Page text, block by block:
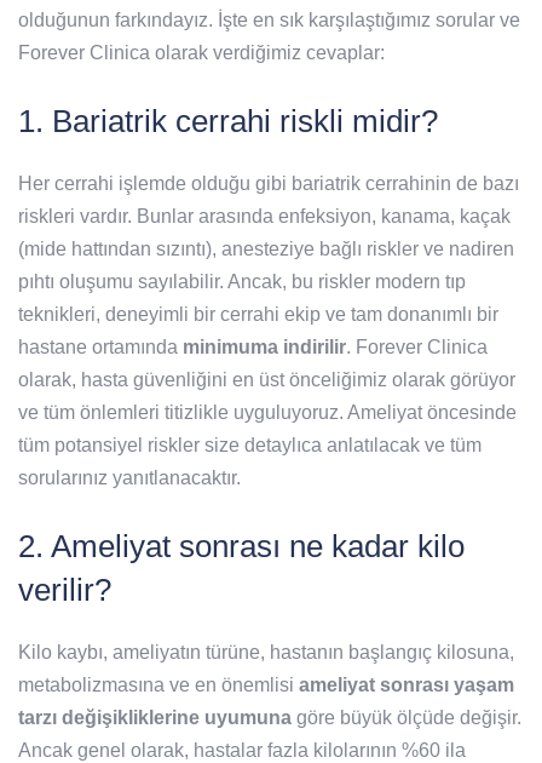
olduğunun farkındayız. İşte en sık karşılaştığımız sorular ve
Forever Clinica olarak verdiğimiz cevaplar:
1. Bariatrik cerrahi riskli midir?
Her cerrahi işlemde olduğu gibi bariatrik cerrahinin de bazı
riskleri vardır. Bunlar arasında enfeksiyon, kanama, kaçak
(mide hattından sızıntı), anesteziye bağlı riskler ve nadiren
pıhtı oluşumu sayılabilir. Ancak, bu riskler modern tıp
teknikleri, deneyimli bir cerrahi ekip ve tam donanımlı bir
hastane ortamında minimuma indirilir. Forever Clinica
olarak, hasta güvenliğini en üst önceliğimiz olarak görüyor
ve tüm önlemleri titizlikle uyguluyoruz. Ameliyat öncesinde
tüm potansiyel riskler size detaylıca anlatılacak ve tüm
sorularınız yanıtlanacaktır.
2. Ameliyat sonrası ne kadar kilo
verilir?
Kilo kaybı, ameliyatın türüne, hastanın başlangıç kilosuna,
metabolizmasına ve en önemlisi ameliyat sonrası yaşam
tarzı değişikliklerine uyumuna göre büyük ölçüde değişir.
Ancak genel olarak, hastalar fazla kilolarının %60 ila